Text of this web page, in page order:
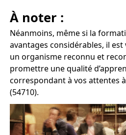
À noter :
Néanmoins, même si la
avantages considérables, il
un organisme reconnu et
promettre une qualité
correspondant à vos attentes
(54710).